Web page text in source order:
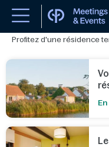
Logement
Profitez d'une résidence